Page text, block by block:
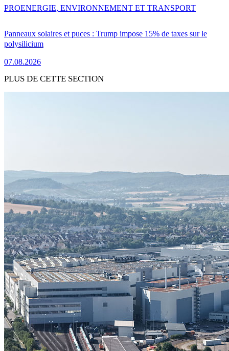
Panneaux solaires et puces : Trump impose 15% de taxes sur le
polysilicium
07.08.2026
PROENERGIE, ENVIRONNEMENT ET TRANSPORT
PLUS DE CETTE SECTION